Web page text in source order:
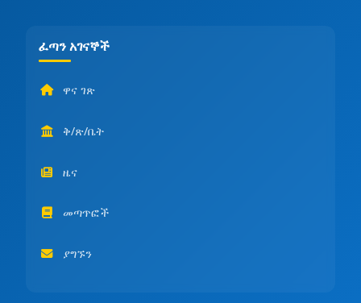
ፈጣን አገናኞች
ዋና ገጽ
ቅ/ጽ/ቤት
ዜና
መጣጥፎች
ያግኙን